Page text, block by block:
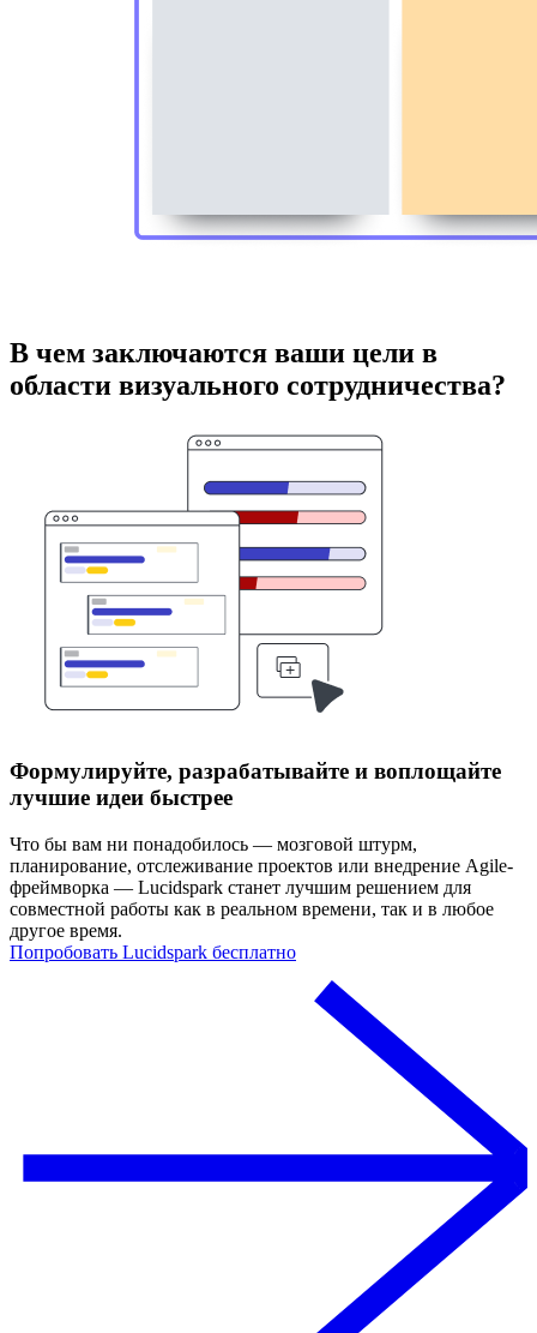
В чем заключаются ваши цели в
области визуального сотрудничества?
Формулируйте, разрабатывайте и воплощайте
лучшие идеи быстрее
Что бы вам ни понадобилось — мозговой штурм,
планирование, отслеживание проектов или внедрение Agile-
фреймворка — Lucidspark станет лучшим решением для
совместной работы как в реальном времени, так и в любое
другое время.
Попробовать Lucidspark бесплатно